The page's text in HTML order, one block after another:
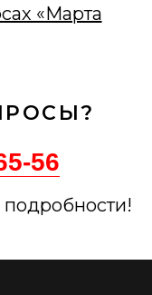
«Марта
56